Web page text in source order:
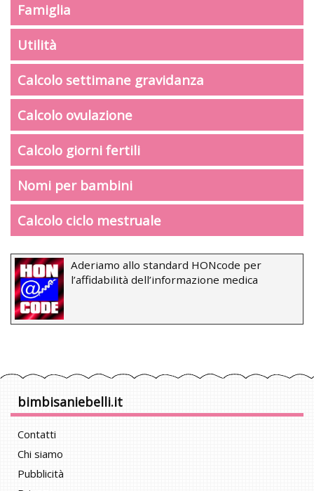
Famiglia
Utilità
Calcolo settimane gravidanza
Calcolo ovulazione
Calcolo giorni fertili
Nomi per bambini
Calcolo ciclo mestruale
Aderiamo allo standard HONcode per
l’affidabilità dell’informazione medica
bimbisaniebelli.it
Contatti
Chi siamo
Pubblicità